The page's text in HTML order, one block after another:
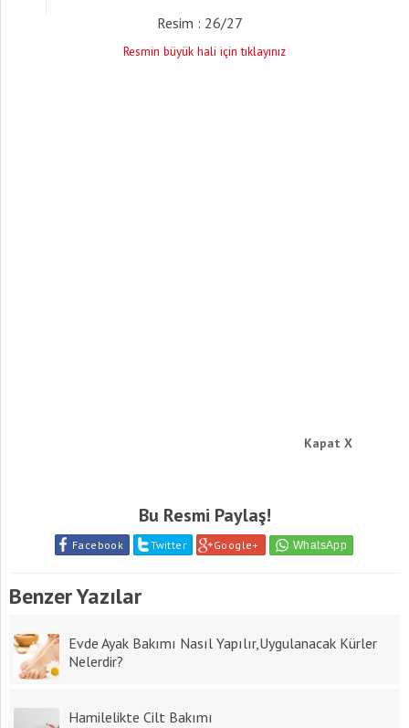
Resim : 26/27
Resmin büyük hali için tıklayınız
Bu Resmi Paylaş!
Facebook Twitter Google+
Benzer Yazılar
Evde Ayak Bakımı Nasıl Yapılır,Uygulanacak Kürler
Nelerdir?
Hamilelikte Cilt Bakımı
Kapat X